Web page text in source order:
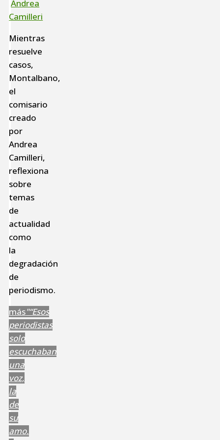
Andrea
Camilleri
Mientras
resuelve
casos,
Montalbano,
el
comisario
creado
por
Andrea
Camilleri,
reflexiona
sobre
temas
de
actualidad
como
la
degradación
de
periodismo.
más"“Esos
periodistas
solo
escuchaban
una
voz,
la
de
su
amo.